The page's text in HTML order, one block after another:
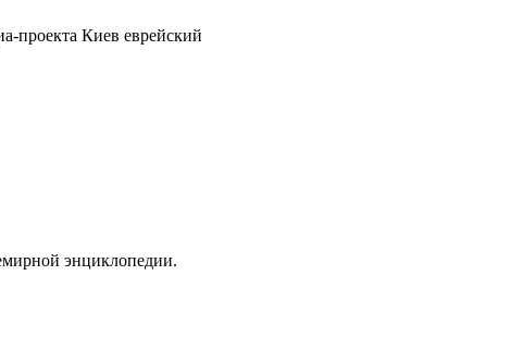
проекта Киев еврейский
энциклопедии.